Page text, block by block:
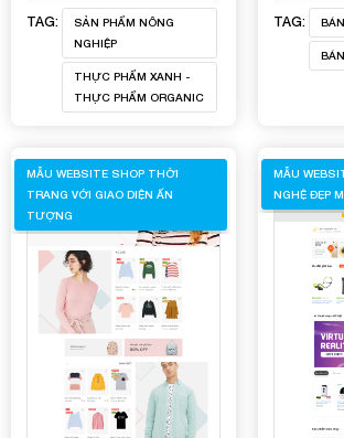
TAG:
SẢN PHẨM NÔNG
NGHIỆP
THỰC PHẨM XANH -
THỰC PHẨM ORGANIC
TAG:
MẪU WEBSITE SHOP THỜI
TRANG VỚI GIAO DIỆN ẤN
TƯỢNG
MẪU
NGHỆ ĐẸP